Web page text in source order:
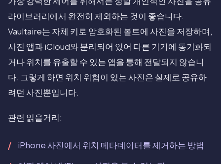
라이브러리에서 완전히 제외하는 것이 좋습니다.
Vaultaire는 자체 키로 암호화된 볼트에 사진을 저장하며,
사진 앱과 iCloud와 분리되어 있어 다른 기기에 동기화되
거나 위치를 유출할 수 있는 앱을 통해 전달되지 않습니
다. 그렇게 하면 위치 위험이 있는 사진은 실제로 공유하
려던 사진뿐입니다.
관련 읽을거리:
iPhone 사진에서 위치 메타데이터를 제거하는 방법